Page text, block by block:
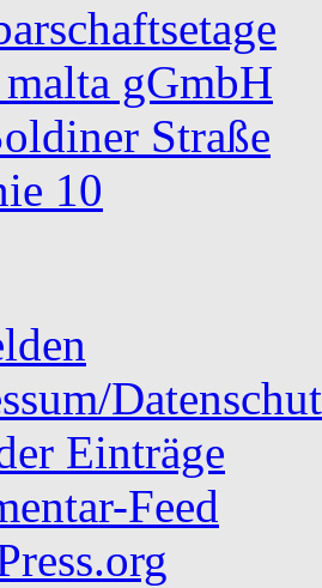
gGmbH
Straße
10
Einträge
Feed